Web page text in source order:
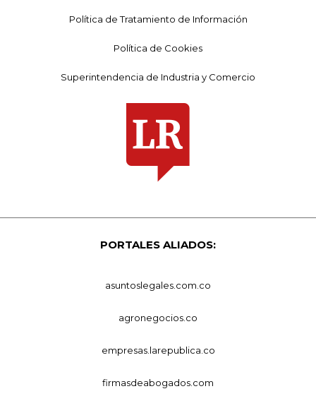
Política de Tratamiento de Información
Política de Cookies
Superintendencia de Industria y Comercio
PORTALES ALIADOS:
asuntoslegales.com.co
agronegocios.co
empresas.larepublica.co
firmasdeabogados.com